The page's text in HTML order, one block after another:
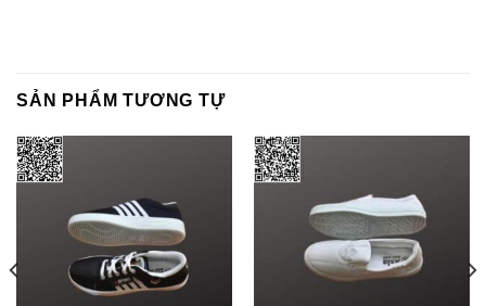
SẢN PHẨM TƯƠNG TỰ